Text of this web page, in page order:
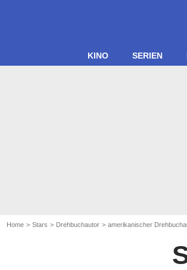
KINO SERIEN
Home Stars Drehbuchautor amerikanischer